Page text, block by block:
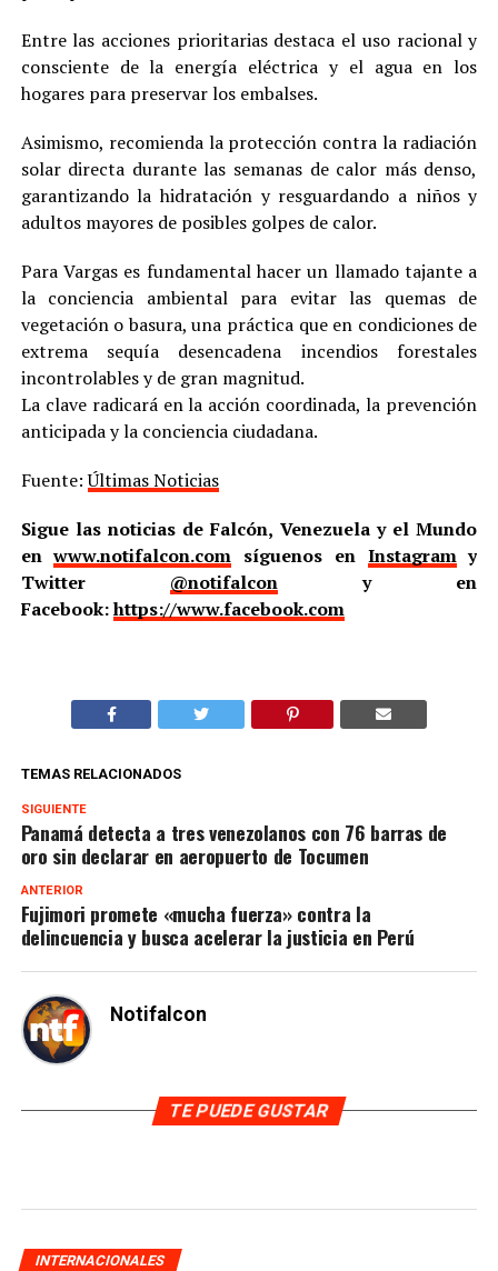
Entre las acciones prioritarias destaca el uso racional y
consciente de la energía eléctrica y el agua en los
hogares para preservar los embalses.
Asimismo, recomienda la protección contra la radiación
solar directa durante las semanas de calor más denso,
garantizando la hidratación y resguardando a niños y
adultos mayores de posibles golpes de calor.
Para Vargas es fundamental hacer un llamado tajante a
la conciencia ambiental para evitar las quemas de
vegetación o basura, una práctica que en condiciones de
extrema sequía desencadena incendios forestales
incontrolables y de gran magnitud.
La clave radicará en la acción coordinada, la prevención
anticipada y la conciencia ciudadana.
Fuente:Últimas Noticias
Sigue las noticias de Falcón, Venezuela y el Mundo
enwww.notifalcon.com síguenos en Instagramy
Twitter @notifalcony en
Facebook:https://www.facebook.com
TEMAS RELACIONADOS
SIGUIENTE
Panamá detecta a tres venezolanos con 76 barras de
oro sin declarar en aeropuerto de Tocumen
ANTERIOR
Fujimori promete «mucha fuerza» contra la
delincuencia y busca acelerar la justicia en Perú
Notifalcon
TE PUEDE GUSTAR
INTERNACIONALES